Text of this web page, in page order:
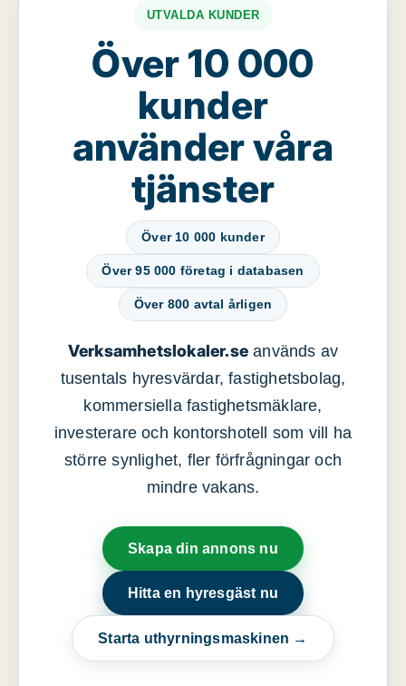
UTVALDA KUNDER
Över 10 000
kunder
använder våra
tjänster
Över 10 000 kunder
Över 95 000 företag i databasen
Över 800 avtal årligen
Verksamhetslokaler.se används av
tusentals hyresvärdar, fastighetsbolag,
kommersiella fastighetsmäklare,
investerare och kontorshotell som vill ha
större synlighet, fler förfrågningar och
mindre vakans.
Skapa din annons nu
Hitta en hyresgäst nu
Starta uthyrningsmaskinen →